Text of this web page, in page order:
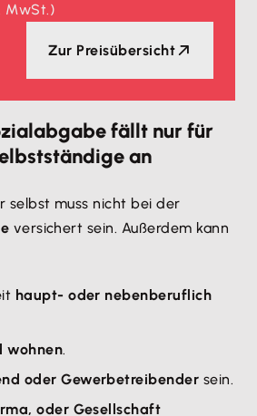
MwSt.)
Zur Preisübersicht
fällt nur für
an
selbst muss nicht bei der
versichert sein. Außerdem kann
haupt- oder nebenberuflich
wohnen.
oder Gewerbetreibender sein.
oder Gesellschaft